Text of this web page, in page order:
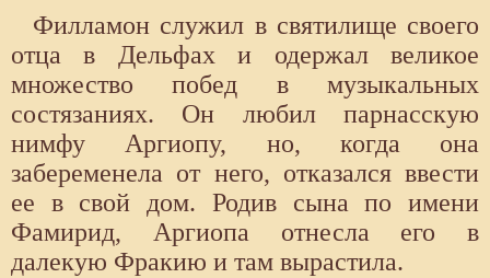
Филламон служил в святилище своего
отца в Дельфах и одержал великое
множество побед в музыкальных
состязаниях. Он любил парнасскую
нимфу Аргиопу, но, когда она
забеременела от него, отказался ввести
ее в свой дом. Родив сына по имени
Фамирид, Аргиопа отнесла его в
далекую Фракию и там вырастила.